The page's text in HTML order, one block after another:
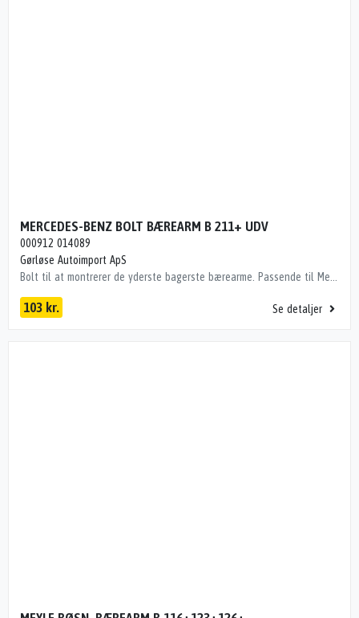
MERCEDES-BENZ BOLT BÆREARM B 211+ UDV
000912 014089
Gørløse Autoimport ApS
103 kr. Se detaljer